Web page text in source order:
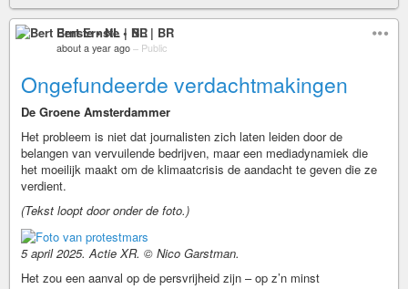
Bert Ernste • NL | BR
about a year ago – Public
Ongefundeerde verdachtmakingen
De Groene Amsterdammer
Het probleem is niet dat journalisten zich laten leiden door de
belangen van vervuilende bedrijven, maar een mediadynamiek die
het moeilijk maakt om de klimaatcrisis de aandacht te geven die ze
verdient.
(Tekst loopt door onder de foto.)
5 april 2025. Actie XR. © Nico Garstman.
Het zou een aanval op de persvrijheid zijn – op z’n minst